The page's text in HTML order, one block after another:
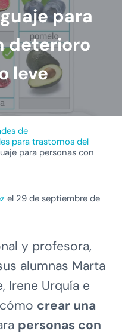
para
deterioro
leve
de
para trastornos del
para personas con
el 29 de septiembre de
y profesora,
alumnas Marta
Irene Urquía e
crear una
personas con